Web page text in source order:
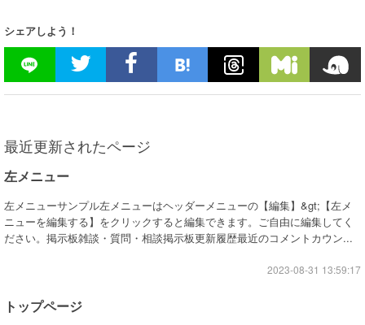
シェアしよう！
最近更新されたページ
左メニュー
左メニューサンプル左メニューはヘッダーメニューの【編集】&gt;【左メ
ニューを編集する】をクリックすると編集できます。ご自由に編集してく
ださい。掲示板雑談・質問・相談掲示板更新履歴最近のコメントカウン...
2023-08-31 13:59:17
トップページ